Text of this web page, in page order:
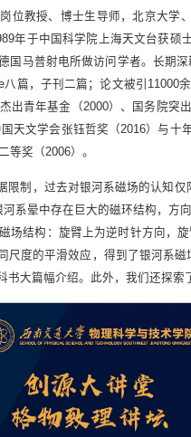
位教授、博士生导师，北京大
年于中国科学院上海天文台获
国马普射电所做访问学者。长期
篇，子刊二篇；论文被引11000
出青年基金（2000）、国务院突
天文学会张钰哲奖（2016）与
等奖（2006）。
限制，过去对银河系磁场的认知
系晕中存在巨大的磁环结构，
场结构：旋臂上为逆时针方向，
尺度的平滑效应，得到了银河系
大篇幅介绍。此外，我们还探索